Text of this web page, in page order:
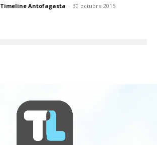
Timeline Antofagasta - 30 octubre 2015